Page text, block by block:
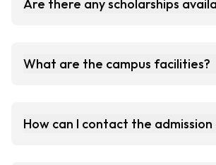
Are there any scholarships
What are the campus facilities?
How can I contact the